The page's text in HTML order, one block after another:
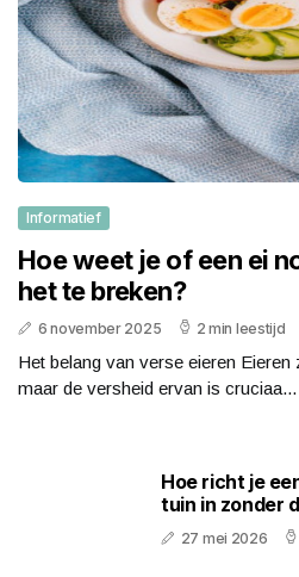
Informatief
Hoe weet je of een ei
het te breken?
6 november 2025 2 min leestijd
Het belang van verse eieren Eieren
maar de versheid ervan is cruciaa...
Hoe richt je
tuin in zonder
27 mei 2026